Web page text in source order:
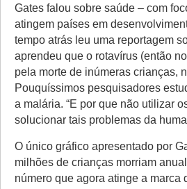
Gates falou sobre saúde – com
atingem países em
tempo atrás leu uma reportagem
aprendeu que o rotavírus (então
pela morte de inúmeras crianças,
Pouquíssimos pesquisadores
a malária. “E por que não utilizar
solucionar tais problemas da
O único gráfico apresentado por
milhões de crianças morriam
número que agora atinge a marca